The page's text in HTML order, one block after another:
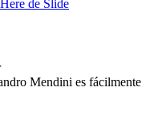
Mendini es fácilmente